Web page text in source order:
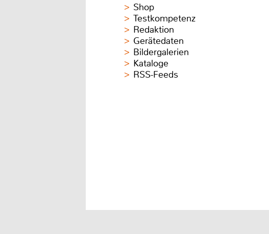
Shop
Testkompetenz
Redaktion
Gerätedaten
Bildergalerien
Kataloge
RSS-Feeds